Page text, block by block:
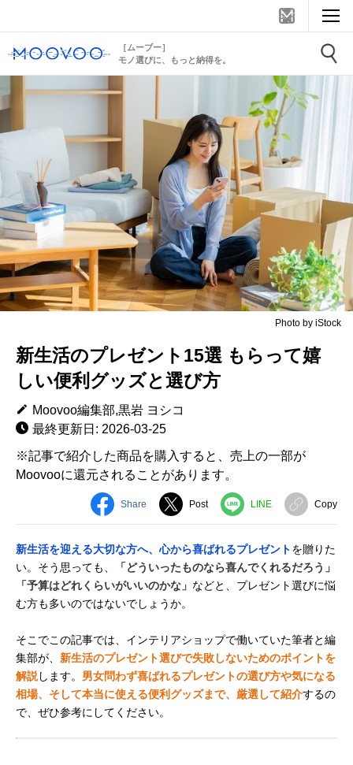
［ムーブー］
モノ選びに、もっと納得を。
Photo by iStock
新生活のプレゼント15選 もらって嬉
しい便利グッズと選び方
Moovoo編集部,黒岩 ヨシコ
最終更新日: 2026-03-25
※記事で紹介した商品を購入すると、売上の一部が
Moovooに還元されることがあります。
Share Post LINE Copy
新生活を迎える大切な方へ、心から喜ばれるプレゼントを贈りた
い。そう思っても、
「どういったものなら喜んでくれるだろう」
「予算はどれくらいがいいのかな」 などと、プレゼント選びに悩
む方も多いのではないでしょうか。
そこでこの記事では、インテリアショップで働いていた筆者と編
集部が、 新生活のプレゼント選びで失敗しないためのポイントを
解説します。 男女問わず喜ばれるプレゼントの選び方や気になる
相場、そして本当に使える便利グッズまで、厳選して紹介するの
で、ぜひ参考にしてください。